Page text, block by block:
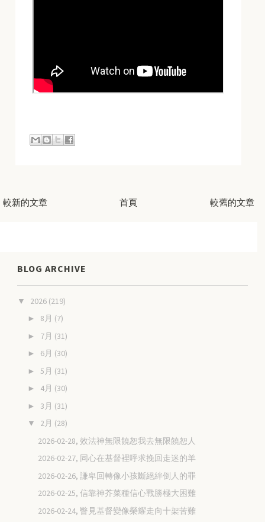
較新的文章 較舊的文章
首頁
BLOG ARCHIVE
▼ 2026 (219)
► 8月 (7)
► 7月 (31)
► 6月 (30)
► 5月 (31)
► 4月 (30)
► 3月 (31)
▼ 2月 (28)
2026-02-28, 效法神無限饒恕我去無限饒恕人
2026-02-27, 同心在基督裡呼求挽回走迷的羊
2026-02-26, 謙卑回轉像小孩斷絕絆倒人的罪
2026-02-25, 信靠神芥菜種信心戰勝極大困難
2026-02-24, 瞥見基督變像榮耀走向十架苦難